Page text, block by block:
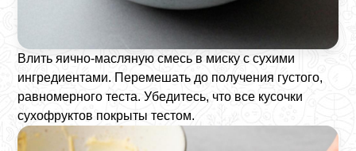
Влить яично-масляную смесь в миску с сухими
ингредиентами. Перемешать до получения густого,
равномерного теста. Убедитесь, что все кусочки
сухофруктов покрыты тестом.